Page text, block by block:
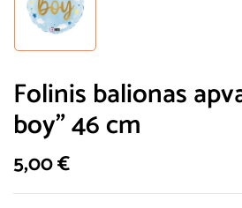
Folinis balionas
boy” 46 cm
5,00€